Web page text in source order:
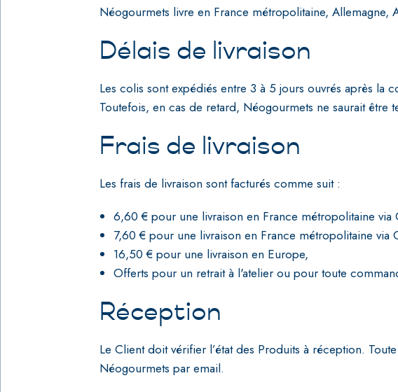
Néogourmets livre en France métropolitaine, Allemagne,
Délais de livraison
Les colis sont expédiés entre 3 à 5 jours ouvrés après la
Toutefois, en cas de retard, Néogourmets ne saurait
Frais de livraison
Les frais de livraison sont facturés comme suit :
6,60 € pour une livraison en France métropolitaine via
7,60 € pour une livraison en France métropolitaine via
16,50 € pour une livraison en Europe,
Offerts pour un retrait à l'atelier ou pour toute
Réception
Le Client doit vérifier l’état des Produits à réception.
Néogourmets par email.